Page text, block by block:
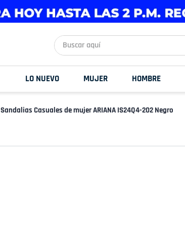
Buscar aquí
LO NUEVO MUJER HOMBRE
Sandalias Casuales de mujer ARIANA IS24Q4-202 Negro